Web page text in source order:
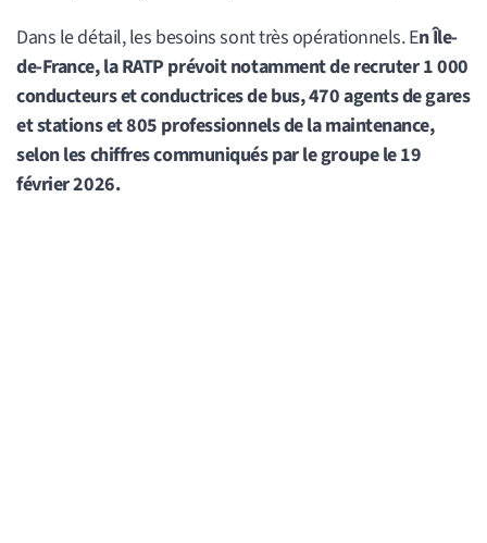
Dans le détail, les besoins sont très opérationnels. En Île-
de-France, la RATP prévoit notamment de recruter 1 000
conducteurs et conductrices de bus, 470 agents de gares
et stations et 805 professionnels de la maintenance,
selon les chiffres communiqués par le groupe le 19
février 2026.